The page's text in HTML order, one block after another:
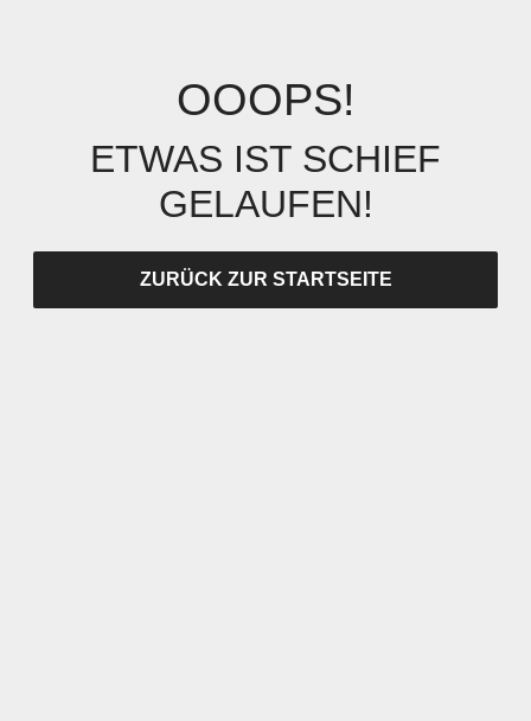
OOOPS!
ETWAS IST SCHIEF
GELAUFEN!
ZURÜCK ZUR STARTSEITE